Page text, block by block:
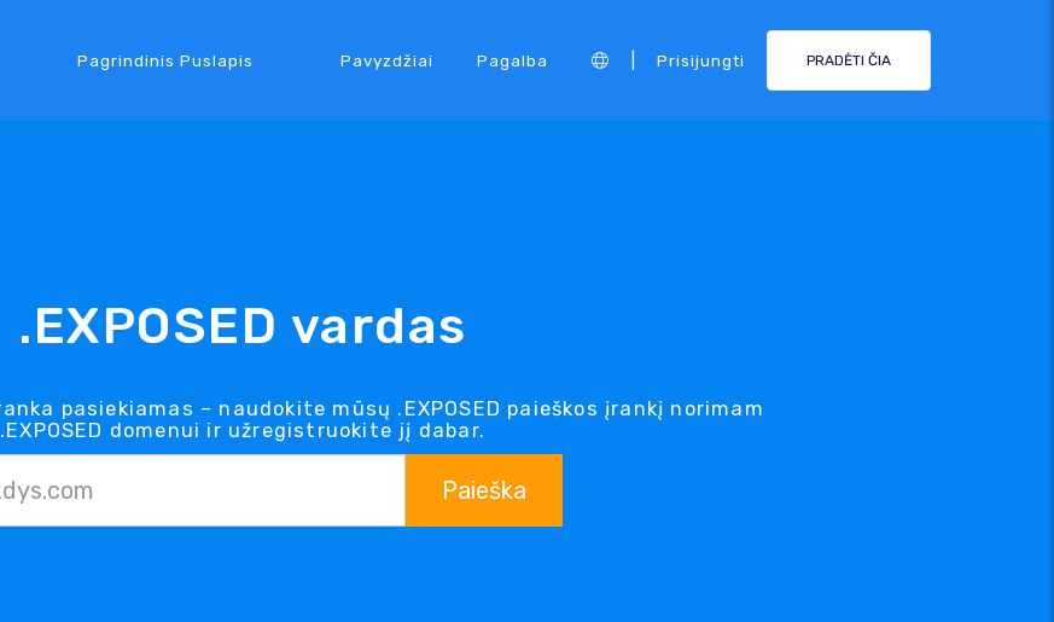
Pagrindinis Puslapis Pavyzdžiai Pagalba Prisijungti PRADĖTI ČIA
.EXPOSED vardas
pasiekiamas – naudokite mūsų .EXPOSED paieškos įrankį norimam
.EXPOSED domenui ir užregistruokite jį dabar.
Paieška